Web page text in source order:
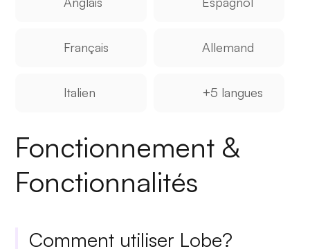
Français Allemand
Italien +5 langues
Fonctionnement &
Fonctionnalités
Comment utiliser Lobe?